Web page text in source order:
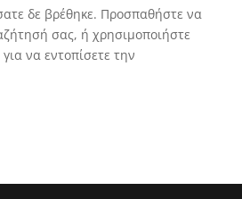
δε βρέθηκε. Προσπαθήστε να
σας, ή χρησιμοποιήστε
να εντοπίσετε την